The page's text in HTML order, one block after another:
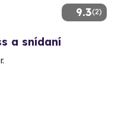
9.3(2)
a snídaní